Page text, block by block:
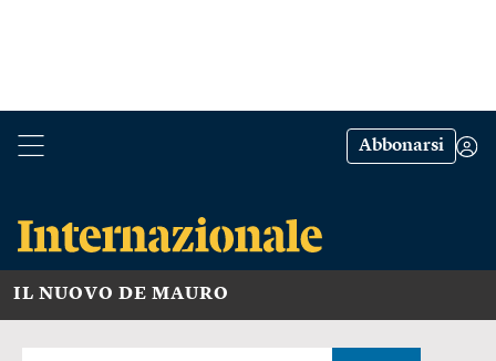
Abbonarsi
IL NUOVO DE MAURO